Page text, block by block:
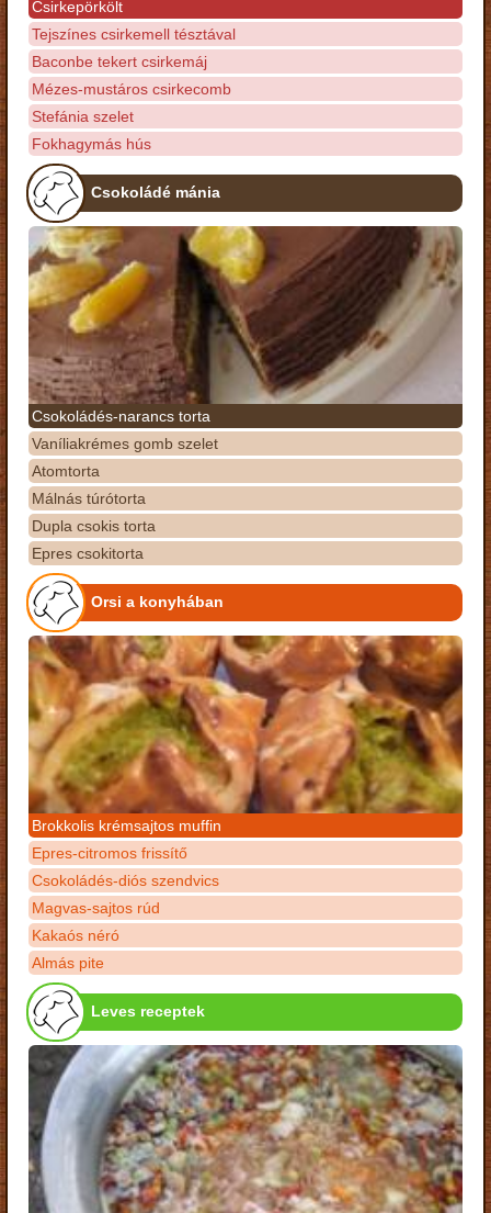
Csirkepörkölt
Tejszínes csirkemell tésztával
Baconbe tekert csirkemáj
Mézes-mustáros csirkecomb
Stefánia szelet
Fokhagymás hús
Csokoládé mánia
Csokoládés-narancs torta
Vaníliakrémes gomb szelet
Atomtorta
Málnás túrótorta
Dupla csokis torta
Epres csokitorta
Orsi a konyhában
Brokkolis krémsajtos muffin
Epres-citromos frissítő
Csokoládés-diós szendvics
Magvas-sajtos rúd
Kakaós néró
Almás pite
Leves receptek